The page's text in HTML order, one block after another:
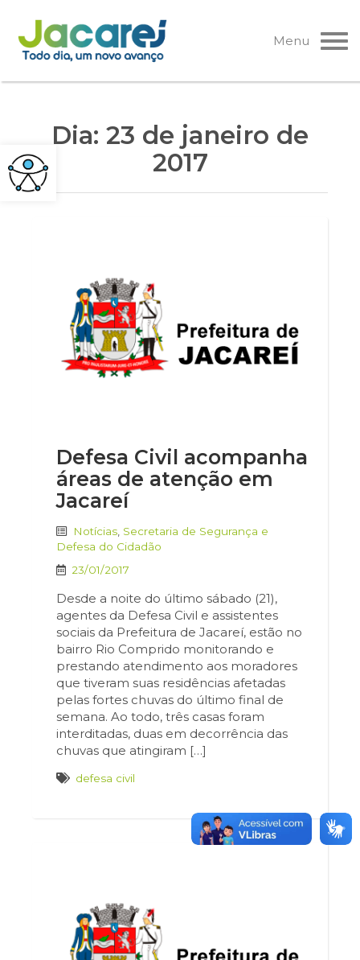
Pular
para
o
Menu
Dia: 23 de janeiro de
2017
Defesa Civil acompanha
áreas de atenção em
Jacareí
Notícias Secretaria de Segurança e
Defesa do Cidadão
23/01/2017
Desde a noite do último sábado (21),
agentes da Defesa Civil e assistentes
sociais da Prefeitura de Jacareí, estão no
bairro Rio Comprido monitorando e
prestando atendimento aos moradores
que tiveram suas residências afetadas
pelas fortes chuvas do último final de
semana. Ao todo, três casas foram
interditadas, duas em decorrência das
chuvas que atingiram […]
defesa civil